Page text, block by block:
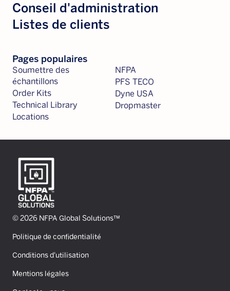
Conseil d'administration
Listes de clients
Pages populaires
Soumettre des
échantillons
Order Kits
Technical Library
Locations
NFPA
PFS TECO
Dyne USA
Dropmaster
© 2026 NFPA Global Solutions™
Politique de confidentialité
Conditions d'utilisation
Mentions légales